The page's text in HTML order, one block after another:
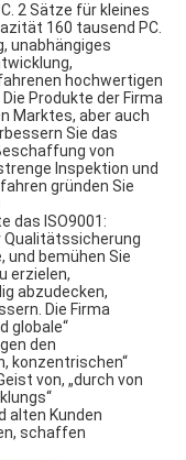
2 Sätze für kleines
160 tausend PC.
unabhängiges
hochwertigen
Produkte der Firma
Marktes, aber auch
Sie das
von
Inspektion und
gründen Sie
das ISO9001:
und bemühen Sie
erzielen,
abzudecken,
Die Firma
globale“
den
konzentrischen“
von, „durch von
alten Kunden
schaffen